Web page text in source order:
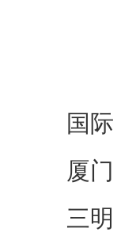
国际
厦门
三明